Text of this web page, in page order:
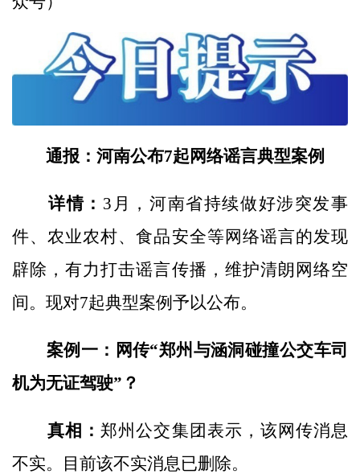
通报：河南公布7起网络谣言典型案例
详情： 3月，河南省持续做好涉突发事
件、农业农村、食品安全等网络谣言的发现
辟除，有力打击谣言传播，维护清朗网络空
间。现对7起典型案例予以公布。
案例一：网传“郑州与涵洞碰撞公交车司
机为无证驾驶”？
真相：郑州公交集团表示，该网传消息
不实。目前该不实消息已删除。